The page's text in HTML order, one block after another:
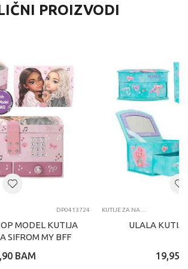
PROIZVODI
DP0413724
MODEL KUTIJA
SIFROM MY BFF
BAM
KUTIJE ZA NAKIT
ULALA
19,95